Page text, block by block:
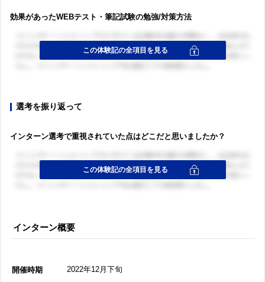
効果があったWEBテスト・筆記試験の勉強/対策方法
選考を振り返って
インターン選考で重視されていた点はどこだと思いましたか？
インターン概要
開催時期 2022年12月下旬